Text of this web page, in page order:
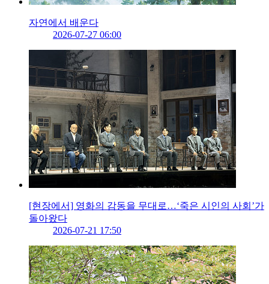
자연에서 배운다
2026-07-27 06:00
[현장에서] 영화의 감동을 무대로…‘죽은 시인의 사회’가
돌아왔다
2026-07-21 17:50